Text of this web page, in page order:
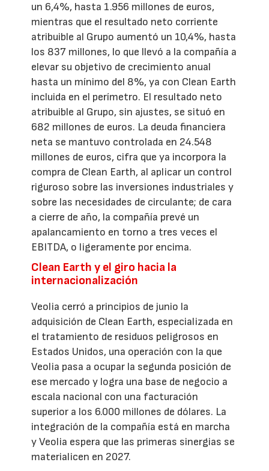
un 6,4%, hasta 1.956 millones de euros,
mientras que el resultado neto corriente
atribuible al Grupo aumentó un 10,4%, hasta
los 837 millones, lo que llevó a la compañía a
elevar su objetivo de crecimiento anual
hasta un mínimo del 8%, ya con Clean Earth
incluida en el perímetro. El resultado neto
atribuible al Grupo, sin ajustes, se situó en
682 millones de euros. La deuda financiera
neta se mantuvo controlada en 24.548
millones de euros, cifra que ya incorpora la
compra de Clean Earth, al aplicar un control
riguroso sobre las inversiones industriales y
sobre las necesidades de circulante; de cara
a cierre de año, la compañía prevé un
apalancamiento en torno a tres veces el
EBITDA, o ligeramente por encima.
Clean Earth y el giro hacia la
internacionalización
Veolia cerró a principios de junio la
adquisición de Clean Earth, especializada en
el tratamiento de residuos peligrosos en
Estados Unidos, una operación con la que
Veolia pasa a ocupar la segunda posición de
ese mercado y logra una base de negocio a
escala nacional con una facturación
superior a los 6.000 millones de dólares. La
integración de la compañía está en marcha
y Veolia espera que las primeras sinergias se
materialicen en 2027.